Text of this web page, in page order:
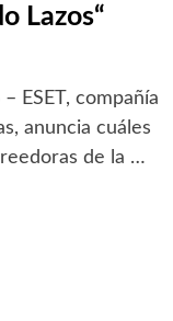
Lazos“
ESET, compañía
anuncia cuáles
de la …